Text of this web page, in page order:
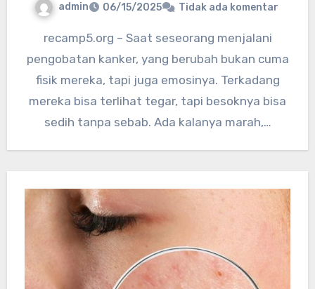
admin 06/15/2025 Tidak ada komentar
recamp5.org – Saat seseorang menjalani
pengobatan kanker, yang berubah bukan cuma
fisik mereka, tapi juga emosinya. Terkadang
mereka bisa terlihat tegar, tapi besoknya bisa
sedih tanpa sebab. Ada kalanya marah,…